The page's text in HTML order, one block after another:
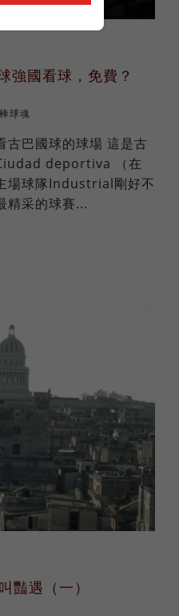
強國看球，免費？
棒球魂
古巴國球的球場 這是古
deportiva （在
場球隊Industrial剛好不
采的球賽...
豔遇（一）